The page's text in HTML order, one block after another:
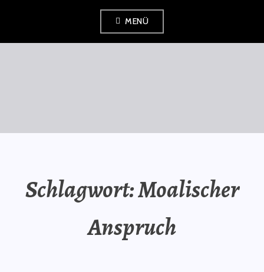
springen
MENÜ
Schlagwort:Moalischer
Anspruch